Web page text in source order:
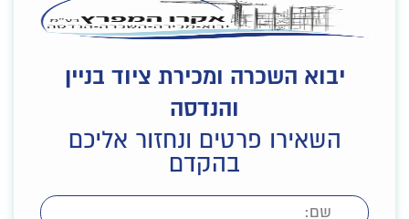
יבוא השכרה ומכירת ציוד בניין
והנדסה
השאירו פרטים ונחזור אליכם
בהקדם